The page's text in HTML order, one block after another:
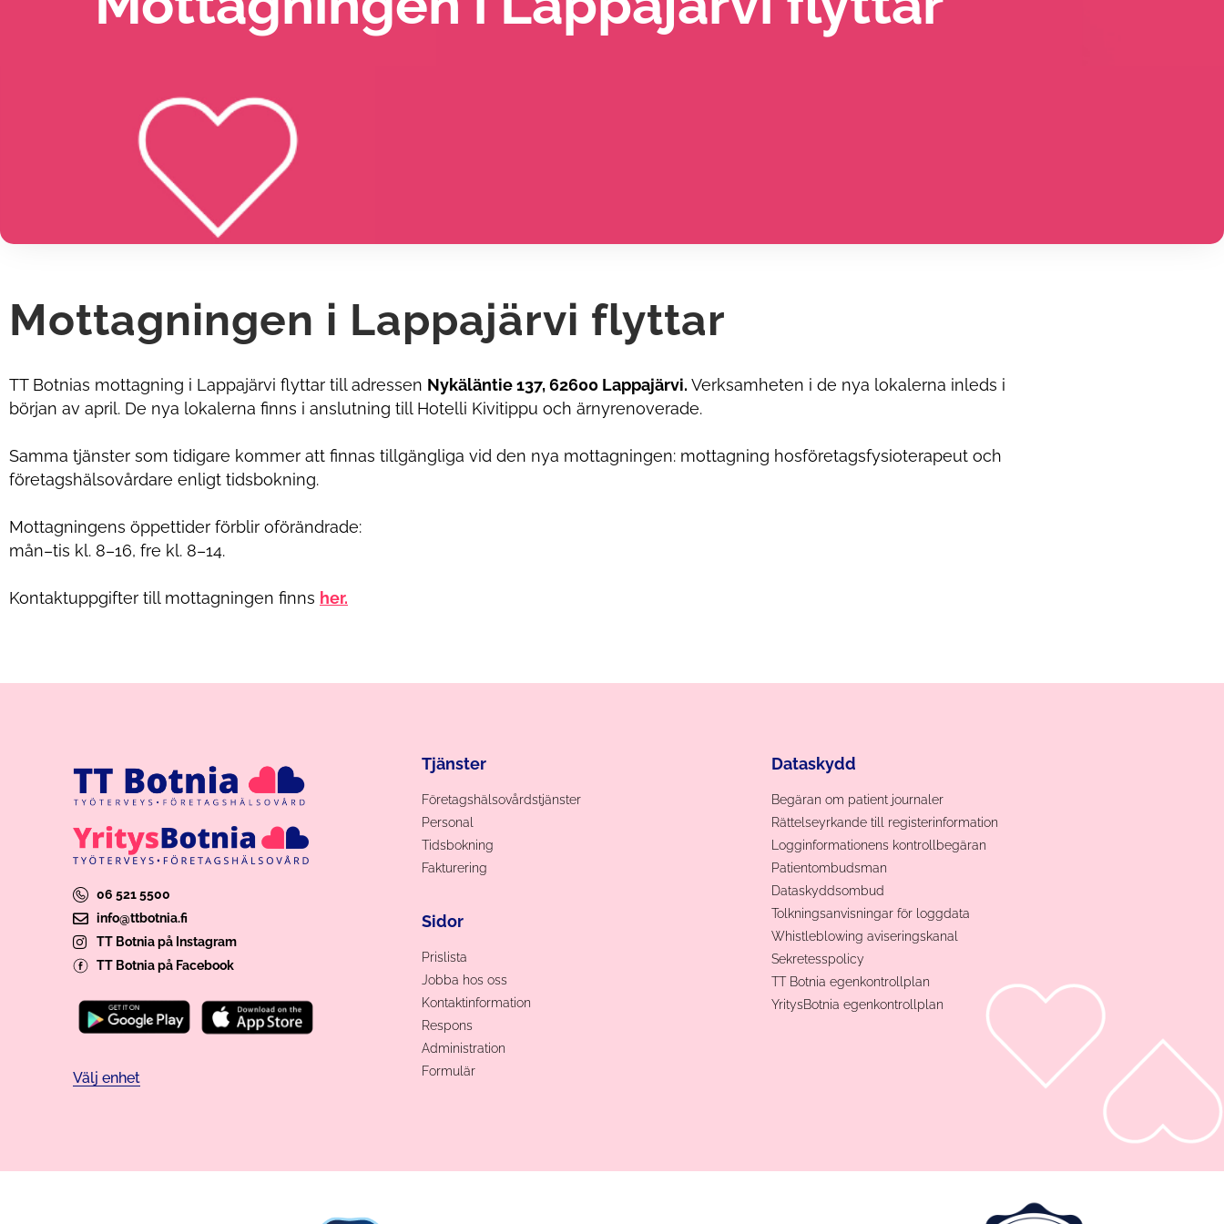
Mottagningen i Lappajärvi flyttar
TT Botnias mottagning i Lappajärvi flyttar till adressen Nykäläntie 137, 62600 Lappajärvi. Verksamheten i de nya lokalerna inleds i
början av april. De nya lokalerna finns i anslutning till Hotelli Kivitippu och ärnyrenoverade.
Samma tjänster som tidigare kommer att finnas tillgängliga vid den nya mottagningen: mottagning hosföretagsfysioterapeut och
företagshälsovårdare enligt tidsbokning.
Mottagningens öppettider förblir oförändrade:
mån–tis kl. 8–16, fre kl. 8–14.
Kontaktuppgifter till mottagningen finns her.
06 521 5500
info@ttbotnia.fi
TT Botnia på Instagram
TT Botnia på Facebook
Välj enhet
Tjänster
Företagshälsovårdstjänster
Personal
Tidsbokning
Fakturering
Sidor
Prislista
Jobba hos oss
Kontaktinformation
Respons
Administration
Formulär
Dataskydd
Begäran om patient journaler
Rättelseyrkande till registerinformation
Logginformationens kontrollbegäran
Patientombudsman
Dataskyddsombud
Tolkningsanvisningar för loggdata
Whistleblowing aviseringskanal
Sekretesspolicy
TT Botnia egenkontrollplan
YritysBotnia egenkontrollplan